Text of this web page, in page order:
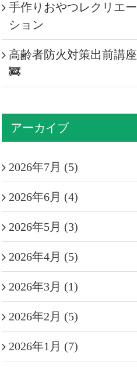
手作りおやつレクリエー
ション
高齢者防火対策出前講座
🚒
アーカイブ
2026年7月 (5)
2026年6月 (4)
2026年5月 (3)
2026年4月 (5)
2026年3月 (1)
2026年2月 (5)
2026年1月 (7)